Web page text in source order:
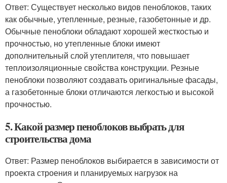
Ответ: Существует несколько видов пеноблоков, таких
как обычные, утепленные, резные, газобетонные и др.
Обычные пеноблоки обладают хорошей жесткостью и
прочностью, но утепленные блоки имеют
дополнительный слой утеплителя, что повышает
теплоизоляционные свойства конструкции. Резные
пеноблоки позволяют создавать оригинальные фасады,
а газобетонные блоки отличаются легкостью и высокой
прочностью.
5. Какой размер пеноблоков выбрать для
строительства дома
Ответ: Размер пеноблоков выбирается в зависимости от
проекта строения и планируемых нагрузок на